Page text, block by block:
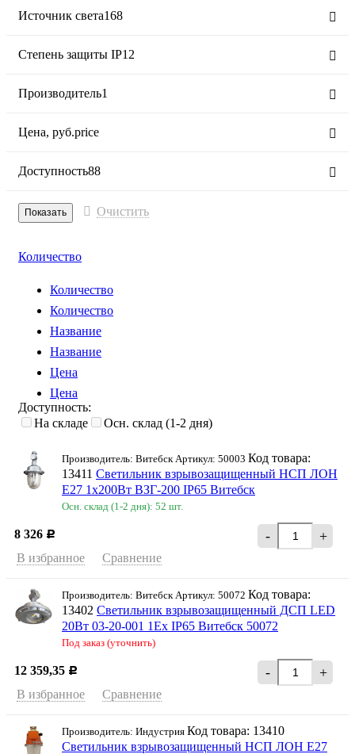
Источник света168
Степень защиты IP12
Производитель1
Цена, руб.price
Доступность88
Очистить
Количество
Количество
Количество
Название
Название
Цена
Цена
Доступность:
На складе
Осн. склад (1-2 дня)
Производитель: Витебск Артикул: 50003 Код товара:
13411 Светильник взрывозащищенный НСП ЛОН
Е27 1х200Вт ВЗГ-200 IP65 Витебск
Осн. склад (1-2 дня): 52 шт.
8 326 Р - +
В избранное Сравнение
Производитель: Витебск Артикул: 50072 Код товара:
13402 Светильник взрывозащищенный ДСП LED
20Вт 03-20-001 1Ex IP65 Витебск 50072
Под заказ (уточнить)
12 359,35 Р - +
В избранное Сравнение
Производитель: Индустрия Код товара: 13410
Светильник взрывозащищенный НСП ЛОН Е27